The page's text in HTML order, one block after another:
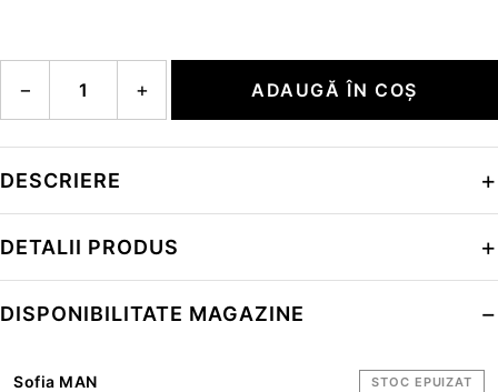
− + ADAUGĂ ÎN COȘ
DESCRIERE
DETALII PRODUS
DISPONIBILITATE MAGAZINE
Sofia MAN STOC EPUIZAT